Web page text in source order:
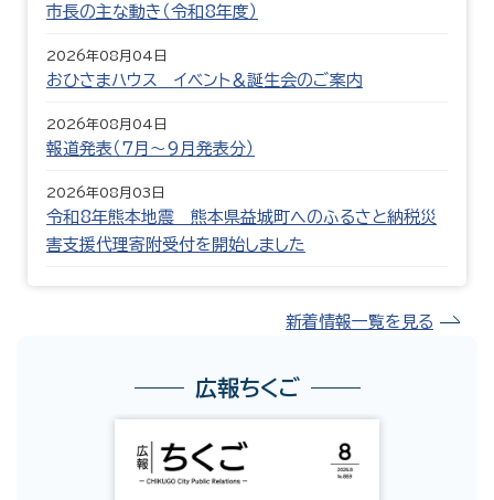
市長の主な動き（令和8年度）
2026年08月04日
おひさまハウス イベント＆誕生会のご案内
2026年08月04日
報道発表（7月〜9月発表分）
2026年08月03日
令和8年熊本地震 熊本県益城町へのふるさと納税災
害支援代理寄附受付を開始しました
新着情報一覧を見る
広報ちくご